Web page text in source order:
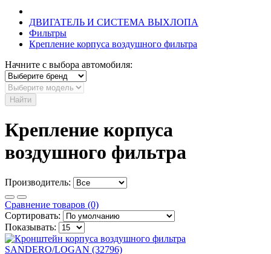
ДВИГАТЕЛЬ И СИСТЕМА ВЫХЛОПА
Фильтры
Крепление корпуса воздушного фильтра
Начните с выбора автомобиля:
Найти
Крепление корпуса
воздушного фильтра
Производитель:
Сравнение товаров (0)
Сортировать:
Показывать: